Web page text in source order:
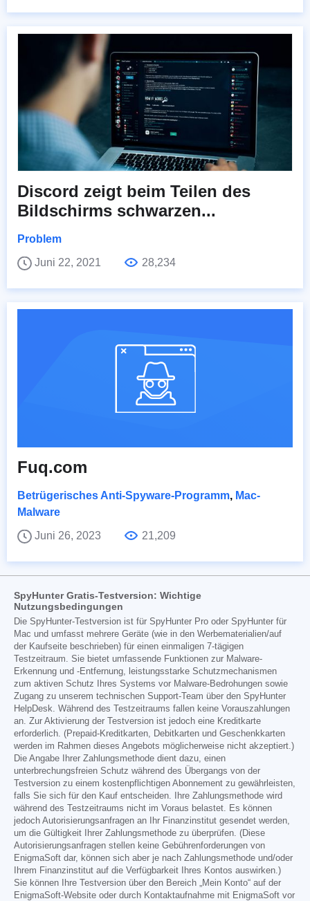
Discord zeigt beim Teilen des
Bildschirms schwarzen...
Problem
Juni 22, 2021
28,234
Fuq.com
Betrügerisches Anti-Spyware-Programm, Mac-
Malware
Juni 26, 2023
21,209
SpyHunter Gratis-Testversion: Wichtige
Nutzungsbedingungen
Die SpyHunter-Testversion ist für SpyHunter Pro oder SpyHunter für
Mac und umfasst mehrere Geräte (wie in den Werbematerialien/auf
der Kaufseite beschrieben) für einen einmaligen 7-tägigen
Testzeitraum. Sie bietet umfassende Funktionen zur Malware-
Erkennung und -Entfernung, leistungsstarke Schutzmechanismen
zum aktiven Schutz Ihres Systems vor Malware-Bedrohungen sowie
Zugang zu unserem technischen Support-Team über den SpyHunter
HelpDesk. Während des Testzeitraums fallen keine Vorauszahlungen
an. Zur Aktivierung der Testversion ist jedoch eine Kreditkarte
erforderlich. (Prepaid-Kreditkarten, Debitkarten und Geschenkkarten
werden im Rahmen dieses Angebots möglicherweise nicht akzeptiert.)
Die Angabe Ihrer Zahlungsmethode dient dazu, einen
unterbrechungsfreien Schutz während des Übergangs von der
Testversion zu einem kostenpflichtigen Abonnement zu gewährleisten,
falls Sie sich für den Kauf entscheiden. Ihre Zahlungsmethode wird
während des Testzeitraums nicht im Voraus belastet. Es können
jedoch Autorisierungsanfragen an Ihr Finanzinstitut gesendet werden,
um die Gültigkeit Ihrer Zahlungsmethode zu überprüfen. (Diese
Autorisierungsanfragen stellen keine Gebührenforderungen von
EnigmaSoft dar, können sich aber je nach Zahlungsmethode und/oder
Ihrem Finanzinstitut auf die Verfügbarkeit Ihres Kontos auswirken.)
Sie können Ihre Testversion über den Bereich „Mein Konto“ auf der
EnigmaSoft-Website oder durch Kontaktaufnahme mit EnigmaSoft vor